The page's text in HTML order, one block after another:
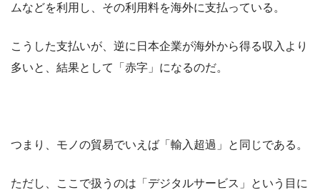
ムなどを利用し、その利用料を海外に支払っている。
こうした支払いが、逆に日本企業が海外から得る収入より
多いと、結果として「赤字」になるのだ。
つまり、モノの貿易でいえば「輸入超過」と同じである。
ただし、ここで扱うのは「デジタルサービス」という目に